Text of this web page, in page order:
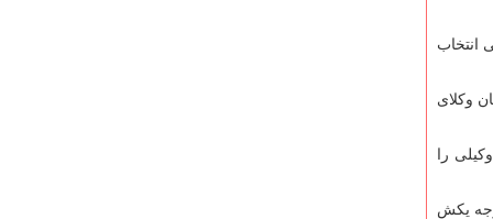
انتخاب
وکلای
را
یکش